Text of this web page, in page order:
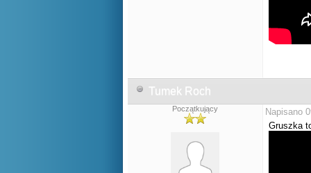
Tumek Roch
Początkujący
Napisano
Gruszka